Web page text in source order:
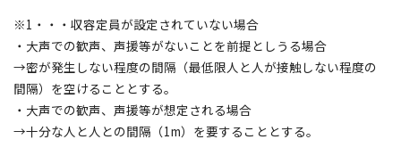
※1・・・収容定員が設定されていない場合
・大声での歓声、声援等がないことを前提としうる場合
→密が発生しない程度の間隔（最低限人と人が接触しない程度の
間隔）を空けることとする。
・大声での歓声、声援等が想定される場合
→十分な人と人との間隔（1m）を要することとする。